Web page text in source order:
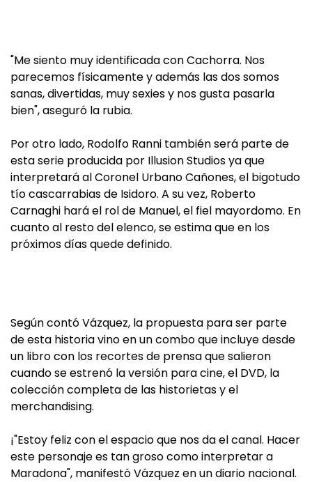
"Me siento muy identificada con Cachorra. Nos
parecemos físicamente y además las dos somos
sanas, divertidas, muy sexies y nos gusta pasarla
bien", aseguró la rubia.
Por otro lado, Rodolfo Ranni también será parte de
esta serie producida por Illusion Studios ya que
interpretará al Coronel Urbano Cañones, el bigotudo
tío cascarrabias de Isidoro. A su vez, Roberto
Carnaghi hará el rol de Manuel, el fiel mayordomo. En
cuanto al resto del elenco, se estima que en los
próximos días quede definido.
Según contó Vázquez, la propuesta para ser parte
de esta historia vino en un combo que incluye desde
un libro con los recortes de prensa que salieron
cuando se estrenó la versión para cine, el DVD, la
colección completa de las historietas y el
merchandising.
¡"Estoy feliz con el espacio que nos da el canal. Hacer
este personaje es tan groso como interpretar a
Maradona", manifestó Vázquez en un diario nacional.